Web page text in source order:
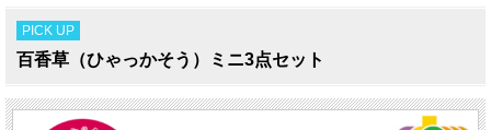
PICK UP
百香草（ひゃっかそう）ミニ3点セット